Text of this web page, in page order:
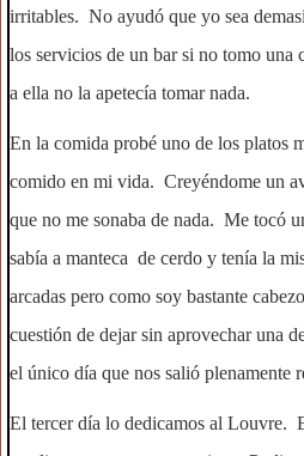
irritables. No ayudó que yo sea
los servicios de un bar si no tomo
a ella no la apetecía tomar nada.
En la comida probé uno de los platos
comido en mi vida. Creyéndome un
que no me sonaba de nada. Me tocó
sabía a manteca de cerdo y tenía la
arcadas pero como soy bastante
cuestión de dejar sin aprovechar una
el único día que nos salió plenamente
El tercer día lo dedicamos al Louvre.